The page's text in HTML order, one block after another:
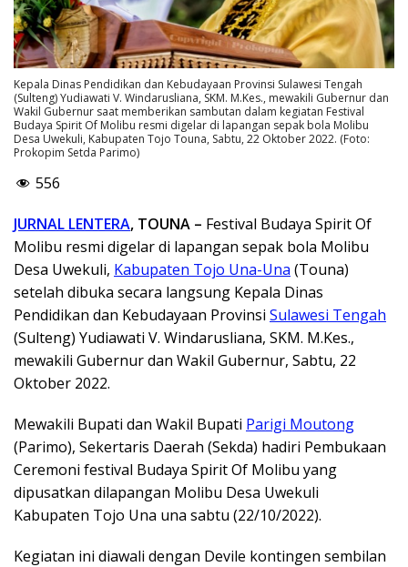
Kepala Dinas Pendidikan dan Kebudayaan Provinsi Sulawesi Tengah
(Sulteng) Yudiawati V. Windarusliana, SKM. M.Kes., mewakili Gubernur dan
Wakil Gubernur saat memberikan sambutan dalam kegiatan Festival
Budaya Spirit Of Molibu resmi digelar di lapangan sepak bola Molibu
Desa Uwekuli, Kabupaten Tojo Touna, Sabtu, 22 Oktober 2022. (Foto:
Prokopim Setda Parimo)
556
JURNAL LENTERA, TOUNA – Festival Budaya Spirit Of
Molibu resmi digelar di lapangan sepak bola Molibu
Desa Uwekuli, Kabupaten Tojo Una-Una (Touna)
setelah dibuka secara langsung Kepala Dinas
Pendidikan dan Kebudayaan Provinsi Sulawesi Tengah
(Sulteng) Yudiawati V. Windarusliana, SKM. M.Kes.,
mewakili Gubernur dan Wakil Gubernur, Sabtu, 22
Oktober 2022.
Mewakili Bupati dan Wakil Bupati Parigi Moutong
(Parimo), Sekertaris Daerah (Sekda) hadiri Pembukaan
Ceremoni festival Budaya Spirit Of Molibu yang
dipusatkan dilapangan Molibu Desa Uwekuli
Kabupaten Tojo Una una sabtu (22/10/2022).
Kegiatan ini diawali dengan Devile kontingen sembilan